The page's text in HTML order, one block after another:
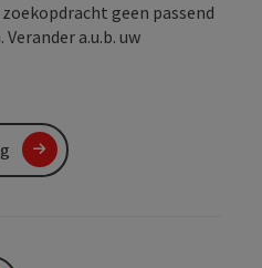
geen passend
a.u.b. uw